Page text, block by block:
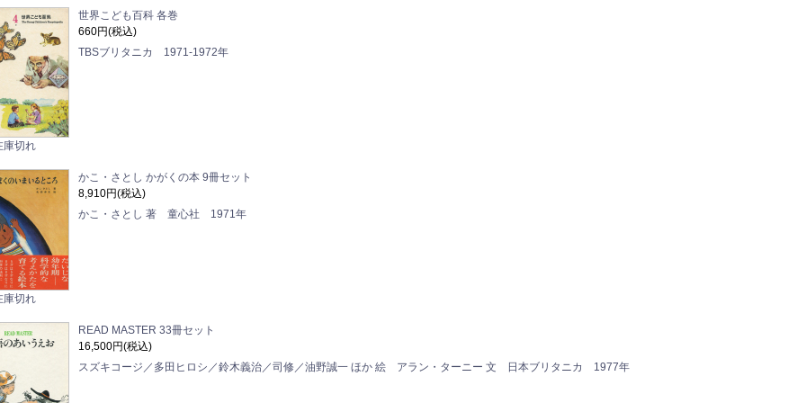
庫切れ
世界こども百科 各巻
660円(税込)
TBSブリタニカ 1971-1972年
庫切れ
かこ・さとし かがくの本 9冊セット
8,910円(税込)
かこ・さとし 著 童心社 1971年
READ MASTER 33冊セット
16,500円(税込)
スズキコージ／多田ヒロシ／鈴木義治／司修／油野誠一 ほか 絵 アラン・ターニー 文 日本ブリタニカ 1977年